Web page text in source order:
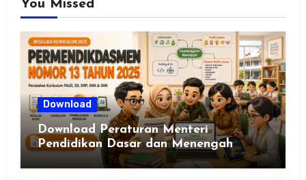
You Missed
Download
Download Peraturan Menteri
Pendidikan Dasar dan Menengah
Republik Indonesia Nomor 13 Tahun
2025